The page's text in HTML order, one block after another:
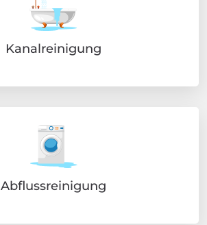
Kanalreinigung
Abflussreinigung